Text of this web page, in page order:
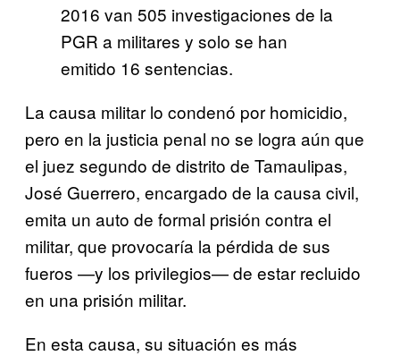
2016 van 505 investigaciones de la
PGR a militares y solo se han
emitido 16 sentencias.
La causa militar lo condenó por homicidio,
pero en la justicia penal no se logra aún que
el juez segundo de distrito de Tamaulipas,
José Guerrero, encargado de la causa civil,
emita un auto de formal prisión contra el
militar, que provocaría la pérdida de sus
fueros —y los privilegios— de estar recluido
en una prisión militar.
En esta causa, su situación es más